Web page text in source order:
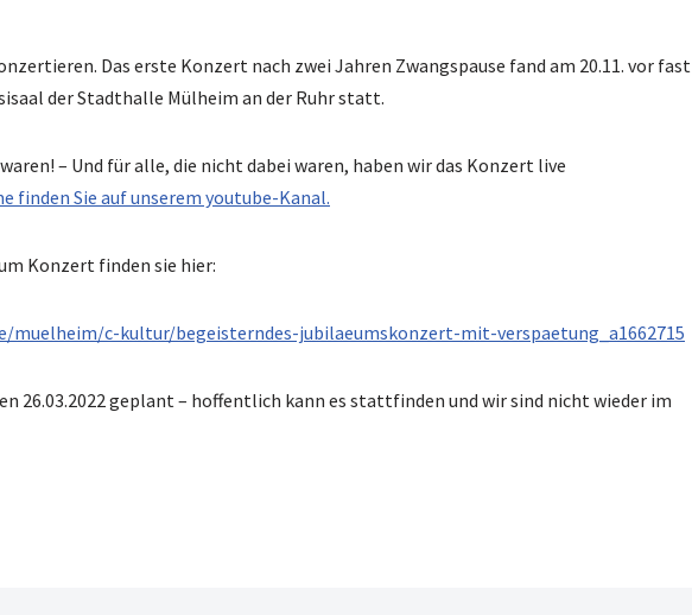
Das erste Konzert nach zwei Jahren Zwangspause fand am 20.11. vor fast
der Stadthalle Mülheim an der Ruhr statt.
– Und für alle, die nicht dabei waren, haben wir das Konzert live
finden Sie auf unserem youtube-Kanal.
Konzert finden sie hier:
muelheim/c-kultur/begeisterndes-jubilaeumskonzert-mit-verspaetung_a1662715
26.03.2022 geplant – hoffentlich kann es stattfinden und wir sind nicht wieder im